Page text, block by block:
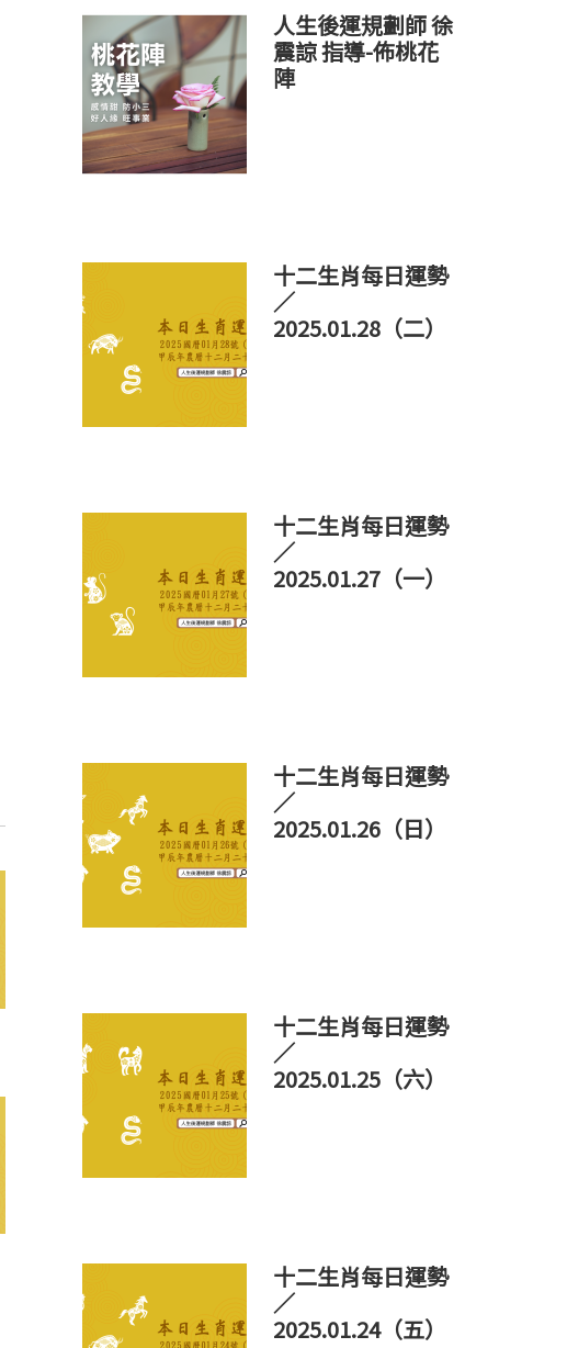
人生後運規劃師 徐
震諒 指導-佈桃花
陣
十二生肖每日運勢
／
2025.01.28（二）
十二生肖每日運勢
／
2025.01.27（一）
十二生肖每日運勢
／
2025.01.26（日）
十二生肖每日運勢
／
2025.01.25（六）
十二生肖每日運勢
／
2025.01.24（五）